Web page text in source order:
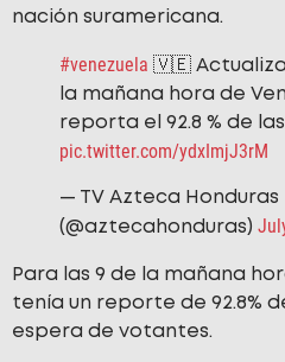
nación suramericana.
#venezuela 🇻🇪
la mañana hora de
reporta el 92.8 % de
pic.twitter.com/ydxImjJ3rM
— TV Azteca Honduras
(@aztecahonduras)
Para las 9 de la mañana
tenía un reporte de 92.8%
espera de votantes.